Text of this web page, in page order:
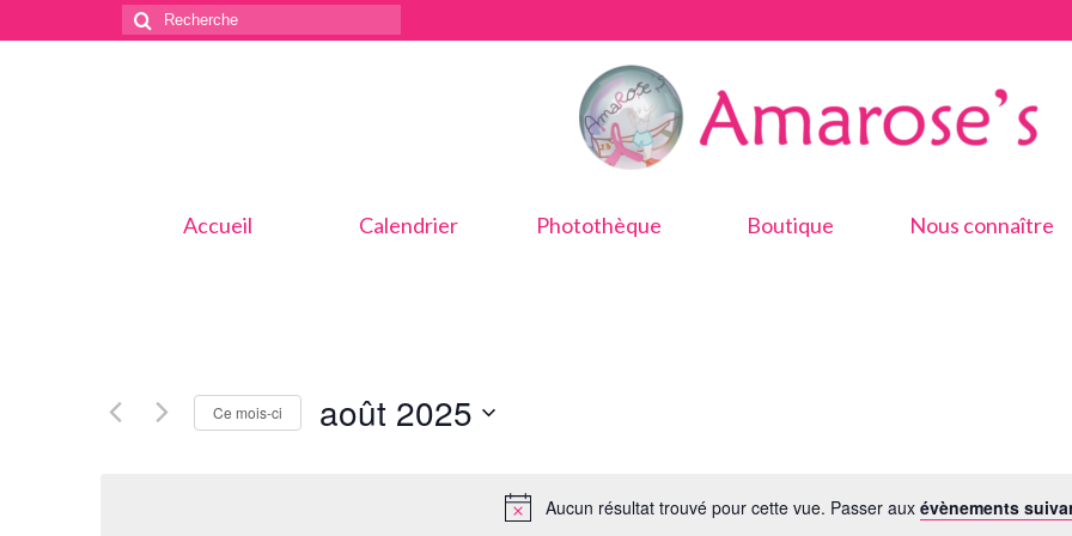
Rechercher
Accueil Calendrier Photothèque Boutique Nous connaître
Aucun résultat trouvé pour cette vue. Passer aux évènements
Ce mois-ci août 2025